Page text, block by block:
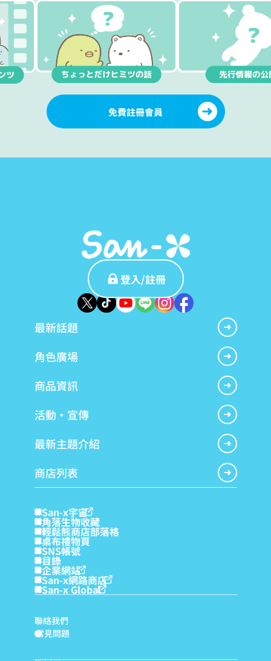
免費註冊會員
登入/註冊
最新話題
角色廣場
商品資訊
活動・宣傳
最新主題介紹
商店列表
San-x宇宙
角落生物收藏
輕鬆熊商店部落格
桌布禮物頁
SNS帳號
目錄
企業網站
San-x網路商店
San-x Global
聯絡我們
?
常見問題